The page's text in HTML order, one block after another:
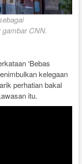
gambar CNN.
‘Bebas
kelegaan
perhatian bakal
itu.